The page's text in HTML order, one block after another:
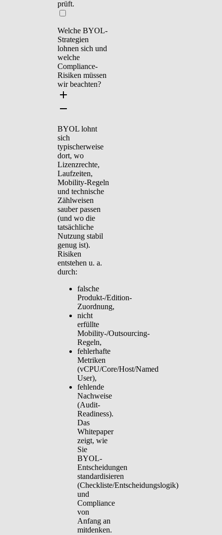
prüft.
Welche BYOL-
Strategien
lohnen sich und
welche
Compliance-
Risiken müssen
wir beachten?
BYOL lohnt
sich
typischerweise
dort, wo
Lizenzrechte,
Laufzeiten,
Mobility-Regeln
und technische
Zählweisen
sauber passen
(und wo die
tatsächliche
Nutzung stabil
genug ist).
Risiken
entstehen u. a.
durch:
falsche
Produkt-/Edition-
Zuordnung,
nicht
erfüllte
Mobility-/Outsourcing-
Regeln,
fehlerhafte
Metriken
(vCPU/Core/Host/Named
User),
fehlende
Nachweise
(Audit-
Readiness).
Das
Whitepaper
zeigt, wie
Sie
BYOL-
Entscheidungen
standardisieren
(Checkliste/Entscheidungslogik)
und
Compliance
von
Anfang an
mitdenken.